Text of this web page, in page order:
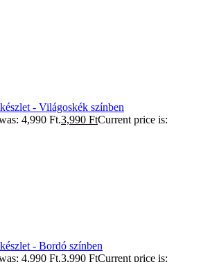
- Világoskék színben
4,990 Ft.3,990 FtCurrent price is:
- Bordó színben
4,990 Ft.3,990 FtCurrent price is: